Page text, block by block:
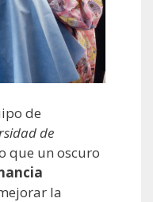
de
de
que un oscuro
la